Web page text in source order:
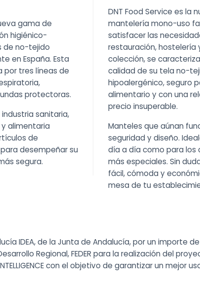
gama de
higiénico-
de no-tejido
en España. Esta
tres líneas de
protectoras.
sanitaria,
alimentaria
de
desempeñar su
segura.
DNT Food Service es la
mantelería mono-uso
satisfacer las
restauración, hostelería
colección, se
calidad de su tela no-
hipoalergénico, seguro
alimentario y con una
precio insuperable.
Manteles que aúnan
seguridad y diseño.
día a día como para
más especiales. Sin
fácil, cómoda y
mesa de tu
IDEA, de la Junta de Andalucía, por un importe de
Regional, FEDER para la realización del
INTELLIGENCE con el objetivo de garantizar un